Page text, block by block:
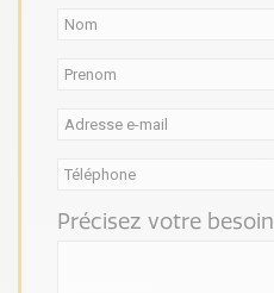
Précisez votre besoin